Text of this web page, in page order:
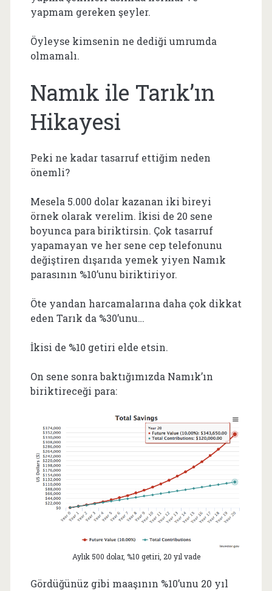
yapmam gereken şeyler.
Öyleyse kimsenin ne dediği umrumda
olmamalı.
Namık ile Tarık’ın
Hikayesi
Peki ne kadar tasarruf ettiğim neden
önemli?
Mesela 5.000 dolar kazanan iki bireyi
örnek olarak verelim. İkisi de 20 sene
boyunca para biriktirsin. Çok tasarruf
yapamayan ve her sene cep telefonunu
değiştiren dışarıda yemek yiyen Namık
parasının %10’unu biriktiriyor.
Öte yandan harcamalarına daha çok dikkat
eden Tarık da %30’unu…
İkisi de %10 getiri elde etsin.
On sene sonra baktığımızda Namık’ın
biriktireceği para:
Aylık 500 dolar, %10 getiri, 20 yıl vade
Gördüğünüz gibi maaşının %10’unu 20 yıl